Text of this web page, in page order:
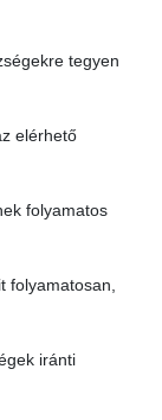
tegyen
elérhető
folyamatos
folyamatosan,
iránti